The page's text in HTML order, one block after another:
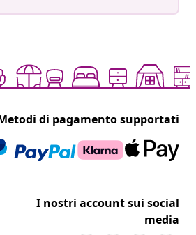
di pagamento supportati
I nostri account sui social
media